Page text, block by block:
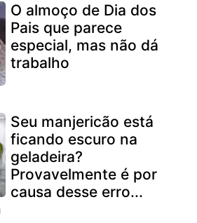
O almoço de Dia dos
Pais que parece
especial, mas não dá
trabalho
Seu manjericão está
ficando escuro na
geladeira?
Provavelmente é por
causa desse erro...